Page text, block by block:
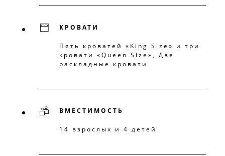
КРОВАТИ
Пять кроватей «King Size» и три
кровати «Queen Size», Две
раскладные кровати
ВМЕСТИМОСТЬ
14 взрослых и 4 детей